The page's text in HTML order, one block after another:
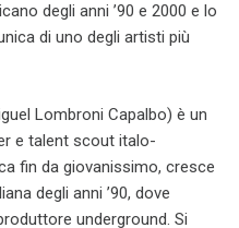
degli anni ’90 e 2000 e lo
di uno degli artisti più
Lombroni Capalbo) è un
e talent scout italo-
fin da giovanissimo, cresce
degli anni ’90, dove
underground. Si